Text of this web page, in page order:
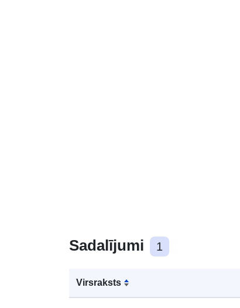
Sadalījumi 1
Virsraksts